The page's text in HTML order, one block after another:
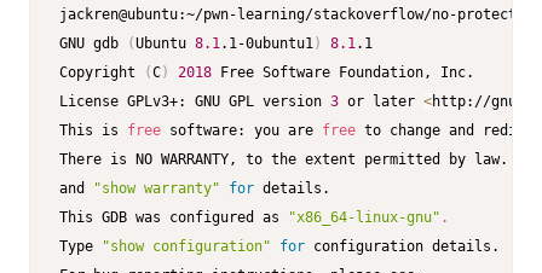
jackren@ubuntu:~/pwn-learning/stackoverflow/no-
GNU gdb
(Ubuntu 8.1 .1-0ubuntu1 ) 8.1 .1
Copyright
(C) 2018 Free Software Foundation, Inc.
License GPLv3+: GNU GPL version 3 or later <http://
This is free software: you are free to change and
There is NO WARRANTY, to the extent permitted by law.
and
"show warranty" for details.
This GDB was configured as
"x86_64-linux-gnu" .
Type
"show configuration" for configuration details.